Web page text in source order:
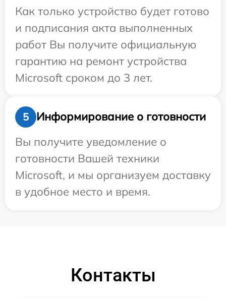
Как только устройство будет готово
и подписания акта выполненных
работ Вы получите официальную
гарантию на ремонт устройства
Microsoft сроком до 3 лет.
5
Информирование о готовности
Вы получите уведомление о
готовности Вашей техники
Microsoft, и мы организуем доставку
в удобное место и время.
Контакты